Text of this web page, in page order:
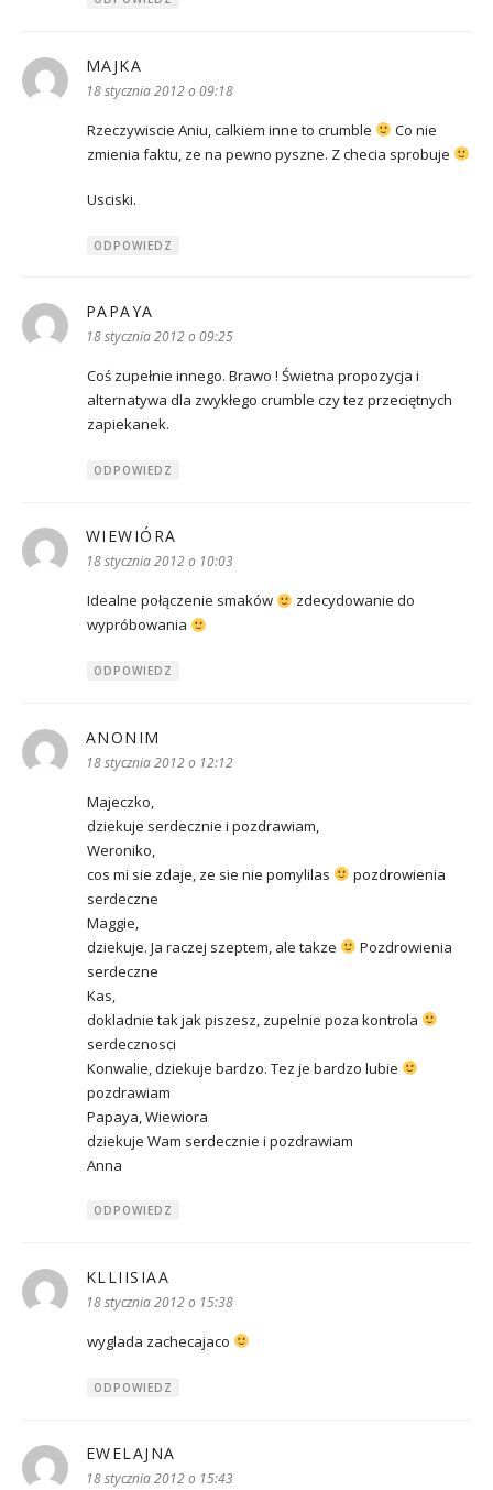
MAJKA
18 stycznia 2012 o 09:18
Rzeczywiscie Aniu, calkiem inne to crumble
Co nie
zmienia faktu, ze na pewno pyszne. Z checia sprobuje
Usciski.
ODPOWIEDZ
PAPAYA
18 stycznia 2012 o 09:25
Coś zupełnie innego. Brawo ! Świetna propozycja i
alternatywa dla zwykłego crumble czy tez przeciętnych
zapiekanek.
ODPOWIEDZ
WIEWIÓRA
18 stycznia 2012 o 10:03
Idealne połączenie smaków
zdecydowanie do
wypróbowania
ODPOWIEDZ
ANONIM
18 stycznia 2012 o 12:12
Majeczko,
dziekuje serdecznie i pozdrawiam,
Weroniko,
cos mi sie zdaje, ze sie nie pomylilas
pozdrowienia
serdeczne
Maggie,
dziekuje. Ja raczej szeptem, ale takze
Pozdrowienia
serdeczne
Kas,
dokladnie tak jak piszesz, zupelnie poza kontrola
serdecznosci
Konwalie, dziekuje bardzo. Tez je bardzo lubie
pozdrawiam
Papaya, Wiewiora
dziekuje Wam serdecznie i pozdrawiam
Anna
ODPOWIEDZ
KLLIISIAA
18 stycznia 2012 o 15:38
wyglada zachecajaco
ODPOWIEDZ
EWELAJNA
18 stycznia 2012 o 15:43